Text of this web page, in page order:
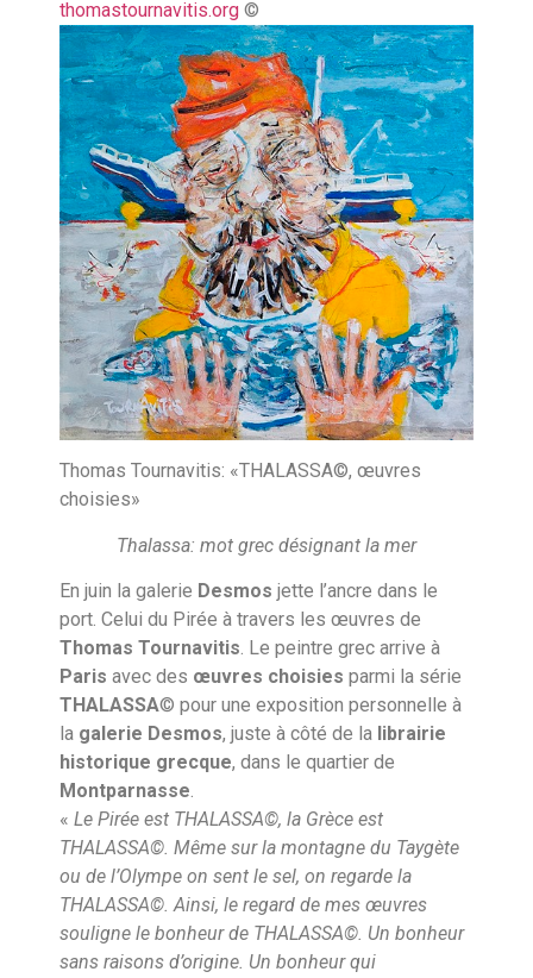
thomastournavitis.org ©
Thomas Tournavitis: «THALASSA©, œuvres
choisies»
Thalassa: mot grec désignant la mer
En juin la galerie Desmos jette l’ancre dans le
port. Celui du Pirée à travers les œuvres de
Thomas Tournavitis. Le peintre grec arrive à
Paris avec des œuvres choisies parmi la série
THALASSA© pour une exposition personnelle à
la galerie Desmos, juste à côté de la librairie
historique grecque, dans le quartier de
Montparnasse.
« Le Pirée est THALASSA©, la Grèce est
THALASSA©. Même sur la montagne du Taygète
ou de l’Olympe on sent le sel, on regarde la
THALASSA©. Ainsi, le regard de mes œuvres
souligne le bonheur de THALASSA©. Un bonheur
sans raisons d’origine. Un bonheur qui